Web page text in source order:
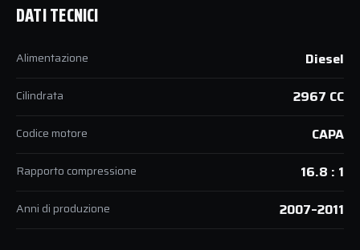
DATI TECNICI
Alimentazione Diesel
Cilindrata 2967 CC
Codice motore CAPA
Rapporto compressione 16.8 : 1
Anni di produzione 2007–2011